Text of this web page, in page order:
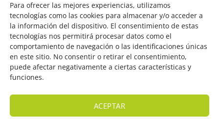
Para ofrecer las mejores experiencias, utilizamos
tecnologías como las cookies para almacenar y/o acceder a
la información del dispositivo. El consentimiento de estas
tecnologías nos permitirá procesar datos como el
comportamiento de navegación o las identificaciones únicas
en este sitio. No consentir o retirar el consentimiento,
puede afectar negativamente a ciertas características y
funciones.
ACEPTAR
Control Acceso
Hogar Inteligente
Incendio
Intrusión